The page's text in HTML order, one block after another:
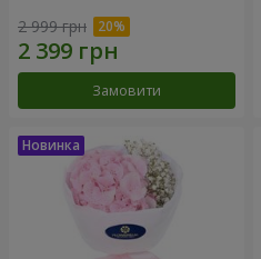
2 999 грн
Замовити